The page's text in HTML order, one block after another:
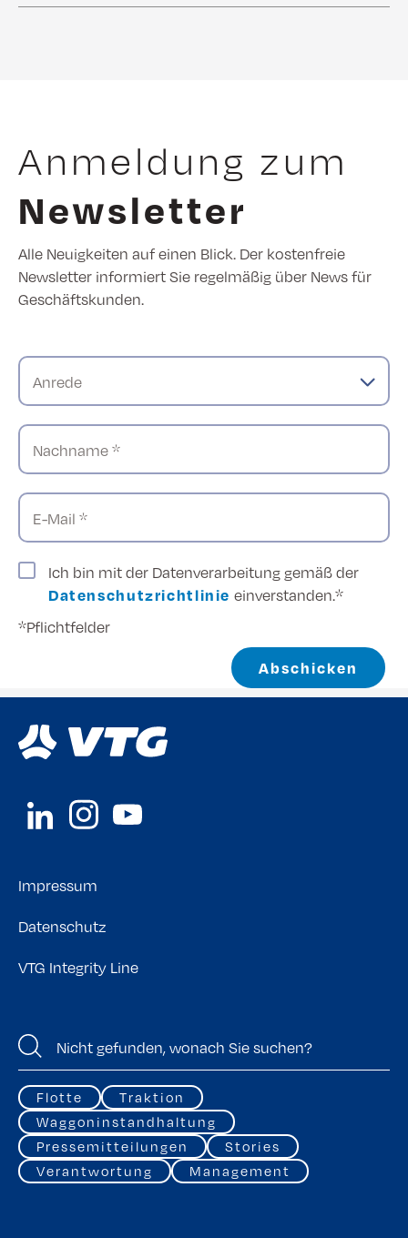
Anmeldung zum
Newsletter
Alle Neuigkeiten auf einen Blick. Der kostenfreie
Newsletter informiert Sie regelmäßig über News für
Geschäftskunden.
Anrede
Nachname *
E-Mail *
Ich bin mit der Datenverarbeitung gemäß der
Datenschutzrichtlinie einverstanden.*
*Pflichtfelder
Abschicken
Impressum
Datenschutz
VTG Integrity Line
Flotte
Traktion
Waggoninstandhaltung
Pressemitteilungen
Stories
Verantwortung
Management